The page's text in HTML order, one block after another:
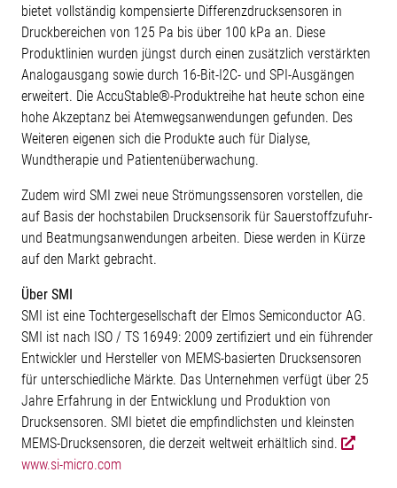
bietet vollständig kompensierte Differenzdrucksensoren in
Druckbereichen von 125 Pa bis über 100 kPa an. Diese
Produktlinien wurden jüngst durch einen zusätzlich verstärkten
Analogausgang sowie durch 16-Bit-I2C- und SPI-Ausgängen
erweitert. Die AccuStable®-Produktreihe hat heute schon eine
hohe Akzeptanz bei Atemwegsanwendungen gefunden. Des
Weiteren eigenen sich die Produkte auch für Dialyse,
Wundtherapie und Patientenüberwachung.
Zudem wird SMI zwei neue Strömungssensoren vorstellen, die
auf Basis der hochstabilen Drucksensorik für Sauerstoffzufuhr-
und Beatmungsanwendungen arbeiten. Diese werden in Kürze
auf den Markt gebracht.
Über SMI
SMI ist eine Tochtergesellschaft der Elmos Semiconductor AG.
SMI ist nach ISO / TS 16949: 2009 zertifiziert und ein führender
Entwickler und Hersteller von MEMS-basierten Drucksensoren
für unterschiedliche Märkte. Das Unternehmen verfügt über 25
Jahre Erfahrung in der Entwicklung und Produktion von
Drucksensoren. SMI bietet die empfindlichsten und kleinsten
MEMS-Drucksensoren, die derzeit weltweit erhältlich sind.
www.si-micro.com